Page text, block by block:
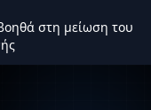
στη μείωση του